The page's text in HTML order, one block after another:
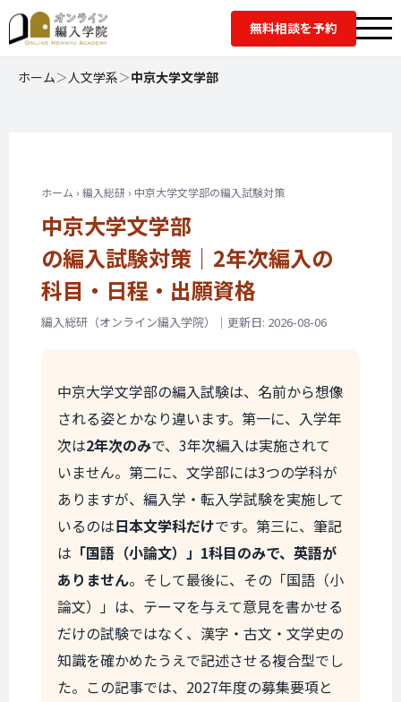
無料相談を予約
ホーム＞ 人文学系＞中京大学文学部
ホーム › 編入総研 › 中京大学文学部の編入試験対策
中京大学文学部
の編入試験対策｜ 2年次編入の
科目・日程・出願資格
編入総研（オンライン編入学院）｜更新日: 2026-08-06
中京大学文学部の編入試験は、名前から想像
される姿とかなり違います。第一に、入学年
次は2年次のみで、3年次編入は実施されて
いません。第二に、文学部には3つの学科が
ありますが、編入学・転入学試験を実施して
いるのは日本文学科だけです。第三に、筆記
は 「国語（小論文）」1科目のみで、英語が
ありません。そして最後に、その「国語（小
論文）」は、テーマを与えて意見を書かせる
だけの試験ではなく、漢字・古文・文学史の
知識を確かめたうえで記述させる複合型でし
た。この記事では、2027年度の募集要項と